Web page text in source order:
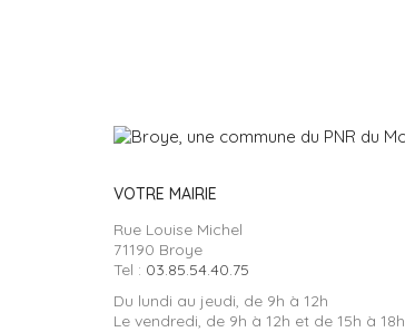
VOTRE MAIRIE
Rue Louise Michel
71190 Broye
Tel : 03.85.54.40.75
Du lundi au jeudi, de 9h à 12h
Le vendredi, de 9h à 12h et de 15h à 18h